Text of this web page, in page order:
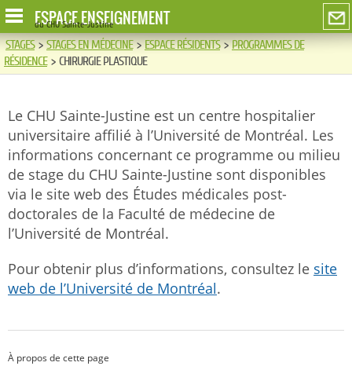
ESPACE ENSEIGNEMENT
du CHU Sainte-Justine
STAGES>STAGES EN MÉDECINE>ESPACE RÉSIDENTS>PROGRAMMES DE
RÉSIDENCE > CHIRURGIE PLASTIQUE
Le CHU Sainte-Justine est un centre hospitalier
universitaire affilié à l’Université de Montréal. Les
informations concernant ce programme ou milieu
de stage du CHU Sainte-Justine sont disponibles
via le site web des Études médicales post-
doctorales de la Faculté de médecine de
l’Université de Montréal.
Pour obtenir plus d’informations, consultez le site
web de l’Université de Montréal.
À propos de cette page